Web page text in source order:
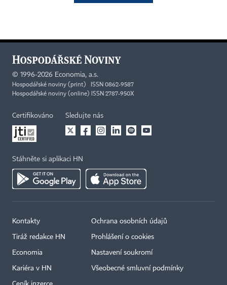
© 1996-2026 Economia, a.s.
Hospodářské noviny (print) ISSN 0862-9587
Hospodářské noviny (online) ISSN 2787-950X
Certifikováno Sledujte nás
Stáhněte si aplikaci HN
Kontakty
Tiráž redakce HN
Economia
Kariéra v HN
Ochrana osobních údajů
Prohlášení o cookies
Nastavení soukromí
Všeobecné smluvní podmínky